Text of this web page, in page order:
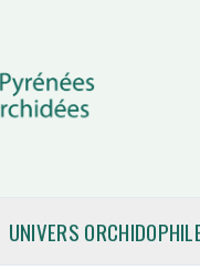
UNIVERS